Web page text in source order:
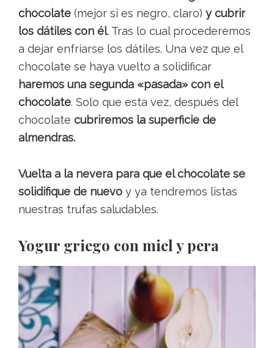
chocolate (mejor si es negro, claro) y cubrir
los dátiles con él. Tras lo cual procederemos
a dejar enfriarse los dátiles. Una vez que el
chocolate se haya vuelto a solidificar
haremos una segunda «pasada» con el
chocolate. Solo que esta vez, después del
chocolate cubriremos la superficie de
almendras.
Vuelta a la nevera para que el chocolate se
solidifique de nuevo y ya tendremos listas
nuestras trufas saludables.
Yogur griego con miel y pera